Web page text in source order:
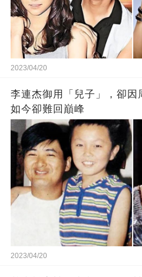
2023/04/20
李連杰御用「兒子」，卻因
如今卻難回巔峰
2023/04/20